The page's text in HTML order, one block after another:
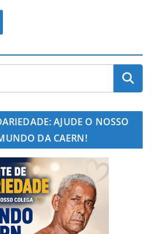
AJUDE O NOSSO
DA CAERN!